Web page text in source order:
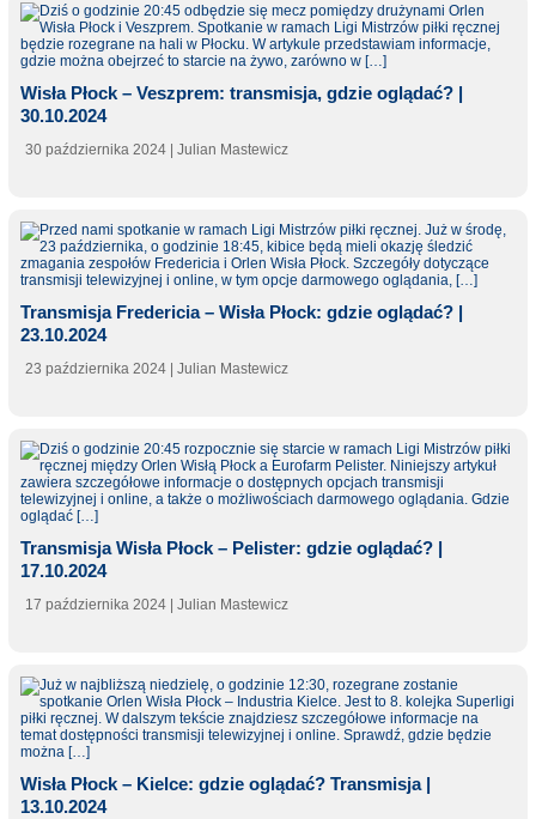
Wisła Płock – Veszprem: transmisja, gdzie oglądać? |
30.10.2024
30 października 2024 | Julian Mastewicz
Transmisja Fredericia – Wisła Płock: gdzie oglądać? |
23.10.2024
23 października 2024 | Julian Mastewicz
Transmisja Wisła Płock – Pelister: gdzie oglądać? |
17.10.2024
17 października 2024 | Julian Mastewicz
Wisła Płock – Kielce: gdzie oglądać? Transmisja |
13.10.2024